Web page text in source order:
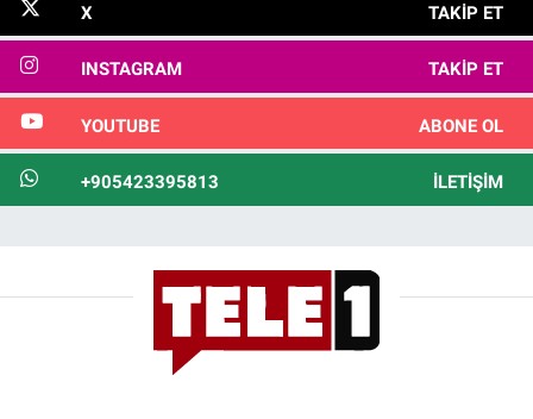
X TAKIP ET
INSTAGRAM TAKIP ET
YOUTUBE ABONE OL
+905423395813 İLETIŞIM